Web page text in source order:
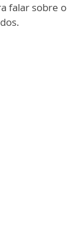
falar sobre o